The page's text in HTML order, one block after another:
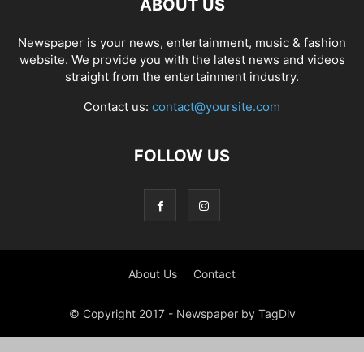
ABOUT US
Newspaper is your news, entertainment, music & fashion
website. We provide you with the latest news and videos
straight from the entertainment industry.
Contact us: contact@yoursite.com
FOLLOW US
About Us Contact
© Copyright 2017 - Newspaper by TagDiv